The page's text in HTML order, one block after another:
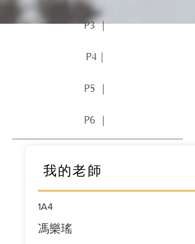
P3 ｜
P4｜
P5 ｜
P6 ｜
我的老師
1A4
馮樂瑤